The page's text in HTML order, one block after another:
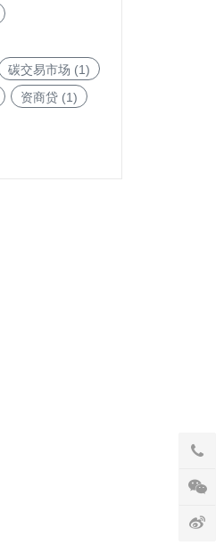
碳交易市场 (1)
资商贷(1)